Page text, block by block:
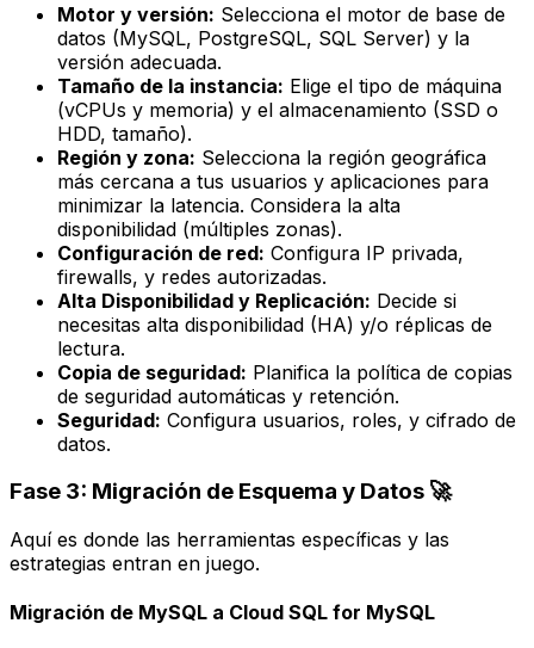
Motor y versión: Selecciona el motor de base de
datos (MySQL, PostgreSQL, SQL Server) y la
versión adecuada.
Tamaño de la instancia: Elige el tipo de máquina
(vCPUs y memoria) y el almacenamiento (SSD o
HDD, tamaño).
Región y zona: Selecciona la región geográfica
más cercana a tus usuarios y aplicaciones para
minimizar la latencia. Considera la alta
disponibilidad (múltiples zonas).
Configuración de red: Configura IP privada,
firewalls, y redes autorizadas.
Alta Disponibilidad y Replicación: Decide si
necesitas alta disponibilidad (HA) y/o réplicas de
lectura.
Copia de seguridad: Planifica la política de copias
de seguridad automáticas y retención.
Seguridad: Configura usuarios, roles, y cifrado de
datos.
Fase 3: Migración de Esquema y Datos 🚀
Aquí es donde las herramientas específicas y las
estrategias entran en juego.
Migración de MySQL a Cloud SQL for MySQL